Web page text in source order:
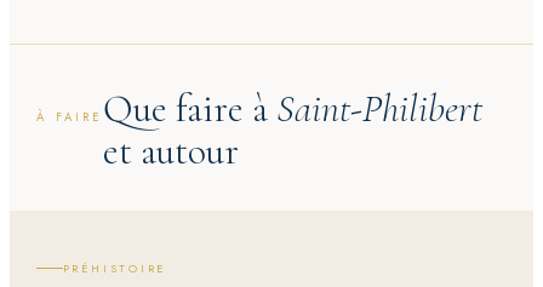
À FAIRE Que faire à Saint-Philibert
et autour
PRÉHISTOIRE